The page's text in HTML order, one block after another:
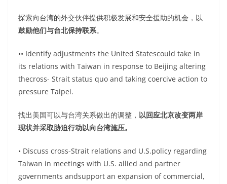
探索向台湾的外交伙伴提供积极发展和安全援助的机会，以
鼓励他们与台北保持联系。
•• Identify adjustments the United Statescould take in
its relations with Taiwan in response to Beijing altering
thecross- Strait status quo and taking coercive action to
pressure Taipei.
找出美国可以与台湾关系做出的调整， 以回应北京改变两岸
现状并采取胁迫行动以向台湾施压。
• Discuss cross-Strait relations and U.S.policy regarding
Taiwan in meetings with U.S. allied and partner
governments andsupport an expansion of commercial,